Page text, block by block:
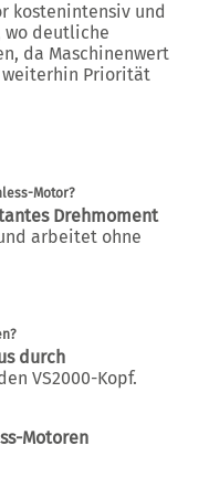
kostenintensiv und
wo deutliche
, da Maschinenwert
weiterhin Priorität
Motor?
Drehmoment
arbeitet ohne
durch
VS2000-Kopf.
Motoren